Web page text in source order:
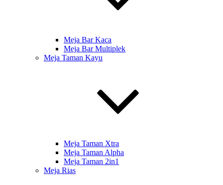
Meja Bar Kaca
Meja Bar Multiplek
Meja Taman Kayu
Meja Taman Xtra
Meja Taman Alpha
Meja Taman 2in1
Meja Rias